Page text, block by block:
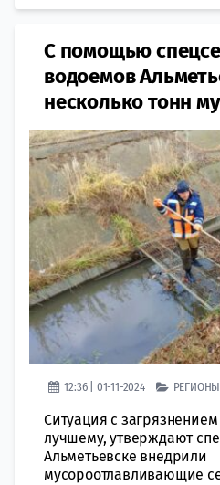
С помощью
водоемов
несколько тонн
12:36 | 01-11-2024 РЕГИОНЫ
Ситуация с
лучшему, утверждают
Альметьевске внедрили
мусороотлавливающие